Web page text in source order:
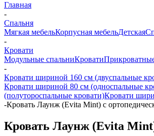
Главная
-
Спальня
Мягкая мебельКорпусная мебельДетская
-
Кровати
Модульные спальниКровати
-
Кровати шириной 160 см (двуспальные
Кровати шириной 80 см (односпальные
(полутороспальные кровати)Кровати
-Кровать Лаунж (Evita Mint) с
Кровать Лаунж (Evita